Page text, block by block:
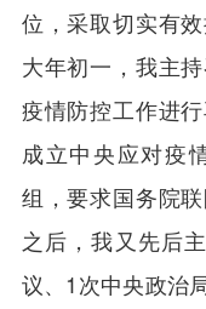
位，采取切实有
大年初一，我主
疫情防控工作进
成立中央应对疫
组，要求国务院
之后，我又先后
议、1次中央政治